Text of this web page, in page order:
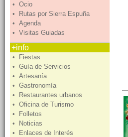
• Ocio
• Rutas por Sierra Espuña
• Agenda
• Visitas Guiadas
+info
• Fiestas
• Guía de Servicios
• Artesanía
• Gastronomía
• Restaurantes urbanos
• Oficina de Turismo
• Folletos
• Noticias
• Enlaces de Interés